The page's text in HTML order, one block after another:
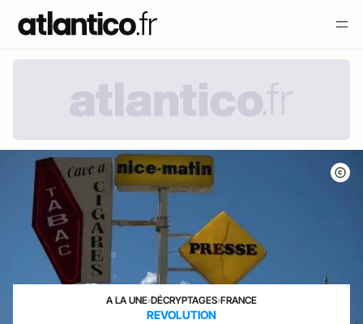
A LA UNE›DÉCRYPTAGES›FRANCE
REVOLUTION